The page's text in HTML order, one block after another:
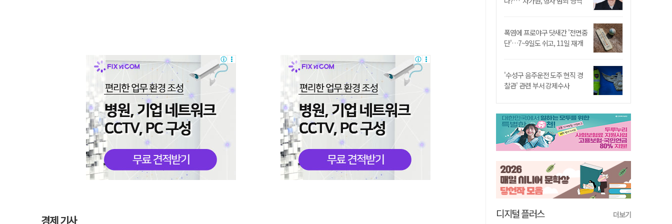
경제 기사
폭염에 프로야구 닷새간 '전면중
단'…7~9일도 쉬고, 11일 재개
'수성구 음주운전 도주 현직 경
찰관' 관련 부서 강제수사
디지털 플러스 더보기